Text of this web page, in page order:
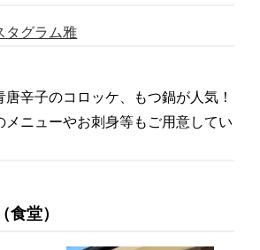
タグラム雅
唐辛子のコロッケ、もつ鍋が人気！
メニューやお刺身等もご用意してい
（食堂）